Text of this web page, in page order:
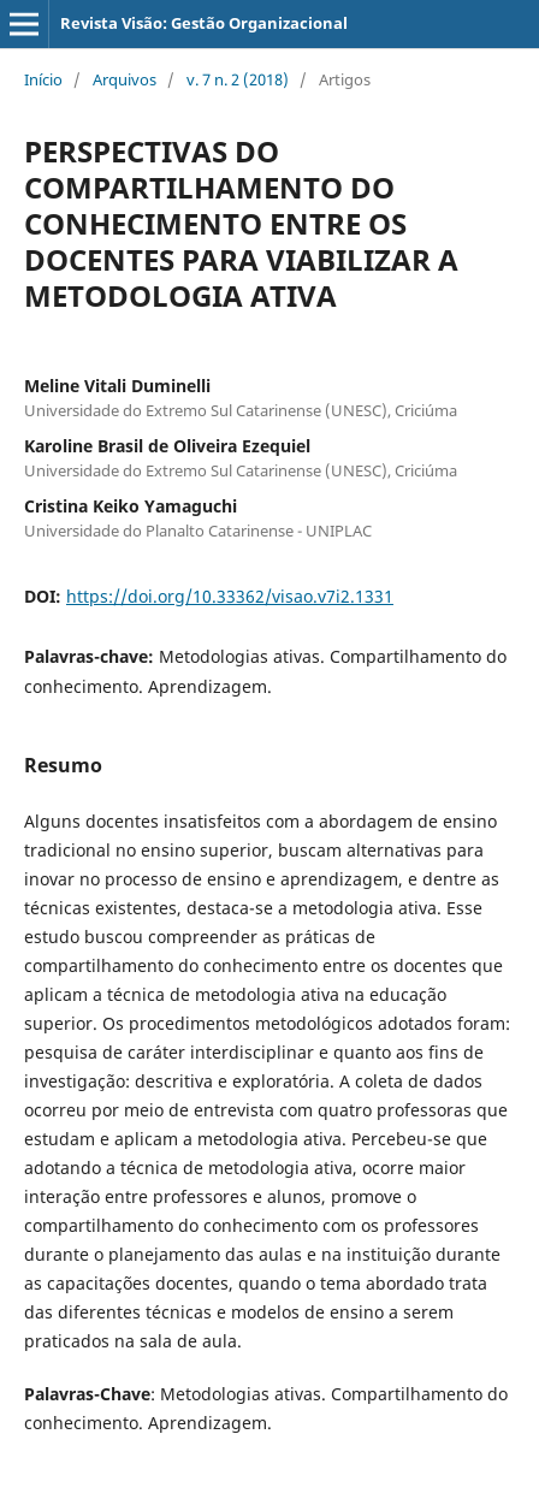
Revista Visão: Gestão Organizacional
Início / Arquivos / v. 7 n. 2 (2018) / Artigos
PERSPECTIVAS DO
COMPARTILHAMENTO DO
CONHECIMENTO ENTRE OS
DOCENTES PARA VIABILIZAR A
METODOLOGIA ATIVA
Meline Vitali Duminelli
Universidade do Extremo Sul Catarinense (UNESC), Criciúma
Karoline Brasil de Oliveira Ezequiel
Universidade do Extremo Sul Catarinense (UNESC), Criciúma
Cristina Keiko Yamaguchi
Universidade do Planalto Catarinense - UNIPLAC
DOI: https://doi.org/10.33362/visao.v7i2.1331
Palavras-chave: Metodologias ativas. Compartilhamento do
conhecimento. Aprendizagem.
Resumo
Alguns docentes insatisfeitos com a abordagem de ensino
tradicional no ensino superior, buscam alternativas para
inovar no processo de ensino e aprendizagem, e dentre as
técnicas existentes, destaca-se a metodologia ativa. Esse
estudo buscou compreender as práticas de
compartilhamento do conhecimento entre os docentes que
aplicam a técnica de metodologia ativa na educação
superior. Os procedimentos metodológicos adotados foram:
pesquisa de caráter interdisciplinar e quanto aos fins de
investigação: descritiva e exploratória. A coleta de dados
ocorreu por meio de entrevista com quatro professoras que
estudam e aplicam a metodologia ativa. Percebeu-se que
adotando a técnica de metodologia ativa, ocorre maior
interação entre professores e alunos, promove o
compartilhamento do conhecimento com os professores
durante o planejamento das aulas e na instituição durante
as capacitações docentes, quando o tema abordado trata
das diferentes técnicas e modelos de ensino a serem
praticados na sala de aula.
Palavras-Chave: Metodologias ativas. Compartilhamento do
conhecimento. Aprendizagem.